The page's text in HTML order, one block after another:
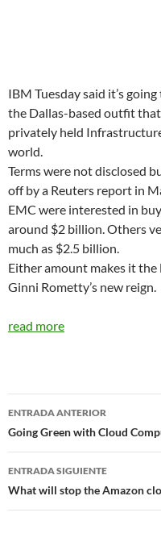
IBM Tuesday said it’s
the Dallas-based outfit
privately held
world.
Terms were not disclosed
off by a Reuters report in
EMC were interested in
around $2 billion. Others
much as $2.5 billion.
Either amount makes it
Ginni Rometty’s new reign.
read more
Navegador
de
entradas
ENTRADA ANTERIOR
Going Green with Cloud
ENTRADA SIGUIENTE
What will stop the Amazon